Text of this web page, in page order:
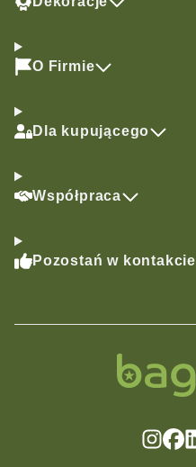
O Firmie
Dla kupującego
Współpraca
Pozostań w kontakcie